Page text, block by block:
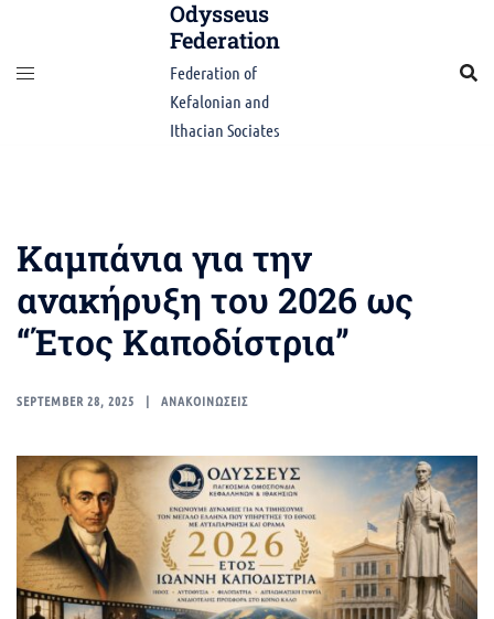
content
Odysseus
Federation
Federation of
Kefalonian and
Ithacian Sociates
Καμπάνια για την
ανακήρυξη του 2026 ως
“Έτος Καποδίστρια”
SEPTEMBER 28, 2025 ΑΝΑΚΟΙΝΩΣΕΙΣ